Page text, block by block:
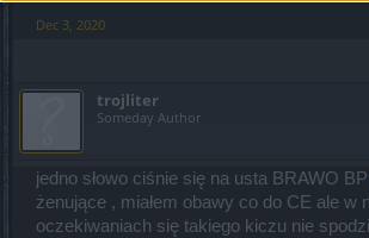
Dec 3, 2020
trojliter
Someday Author
jedno słowo ciśnie się na usta BRAWO BP
żenujące , miałem obawy co do CE ale w
oczekiwaniach się takiego kiczu nie